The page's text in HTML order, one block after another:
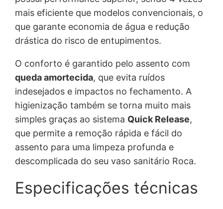
R
$
1
.
4
8
,
1
,
9
1
.
mais eficiente que modelos convencionais, o
que garante economia de água e redução
drástica do risco de entupimentos.
O conforto é garantido pelo assento com
queda amortecida, que evita ruídos
indesejados e impactos no fechamento. A
higienização também se torna muito mais
simples graças ao sistema Quick Release,
que permite a remoção rápida e fácil do
assento para uma limpeza profunda e
descomplicada do seu vaso sanitário Roca.
Especificações técnicas